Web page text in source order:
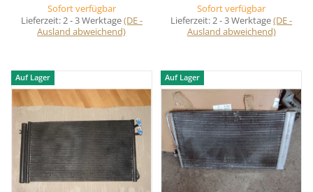
Sofort verfügbar
Lieferzeit:2 - 3 Werktage(DE -
Ausland abweichend)
Sofort verfügbar
Lieferzeit:2 - 3 Werktage(DE -
Ausland abweichend)
Auf Lager Auf Lager